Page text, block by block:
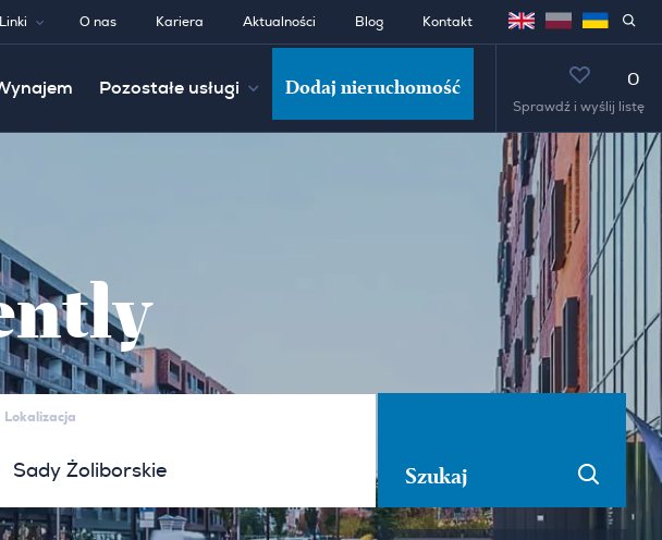
Linki O nas Kariera Aktualności Blog Kontakt
Pozostałe usługi Dodaj nieruchomość 0
Sprawdź i wyślij listę
Lokalizacja
Szukaj